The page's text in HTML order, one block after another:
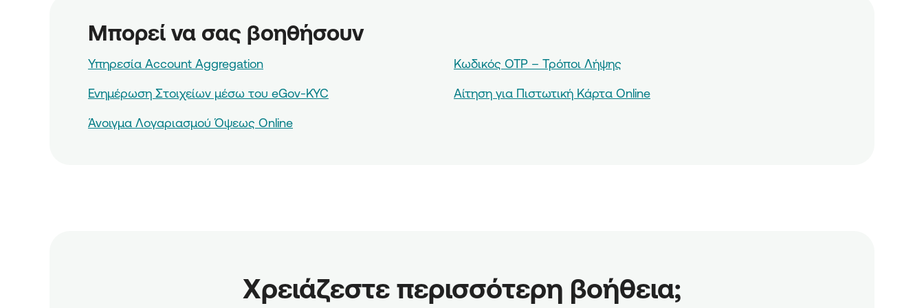
Μπορεί να σας βοηθήσουν
Υπηρεσία Account Aggregation Κωδικός OTP – Τρόποι Λήψης
Ενημέρωση Στοιχείων μέσω του eGov-KYC Αίτηση για Πιστωτική Κάρτα Online
Άνοιγμα Λογαριασμού Όψεως Online
Χρειάζεστε περισσότερη βοήθεια;